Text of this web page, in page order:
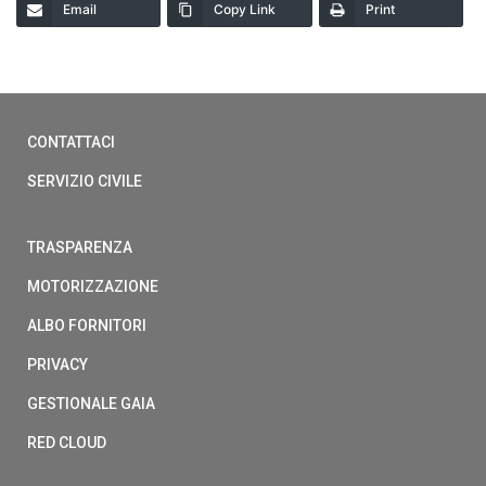
Email Copy Link Print
CONTATTACI
SERVIZIO CIVILE
TRASPARENZA
MOTORIZZAZIONE
ALBO FORNITORI
PRIVACY
GESTIONALE GAIA
RED CLOUD